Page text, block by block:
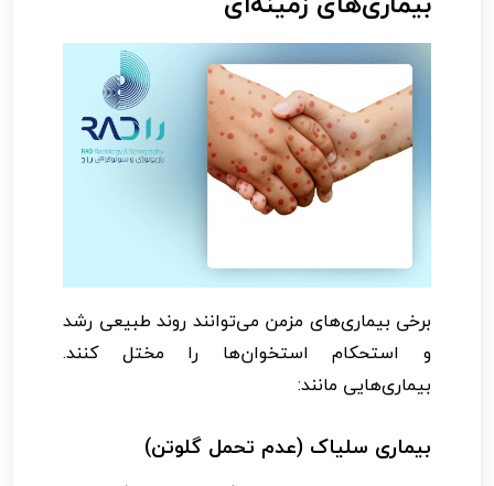
برخی بیماری‌های مزمن می‌توانند روند طبیعی رشد
و استحکام استخوان‌ها را مختل کنند.
بیماری‌هایی مانند:
بیماری سلیاک (عدم تحمل گلوتن)